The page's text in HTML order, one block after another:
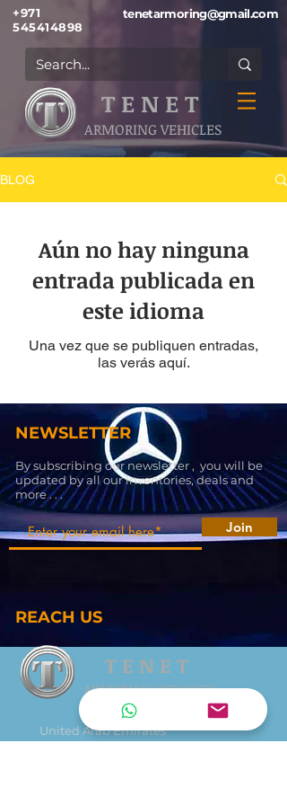
+971
545414898
tenetarmoring@gmail.com
T E N E T
ARMORING VEHICLES
BLOG
Aún no hay ninguna
entrada publicada en
este idioma
Una vez que se publiquen entradas,
las verás aquí.
NEWSLETTER
By subscribing our newsletter , you will be
updated by all our inventories, deals and
more . . .
Join
REACH US
United Arab Emirates
ARMORING VEHICLES
T E N E T